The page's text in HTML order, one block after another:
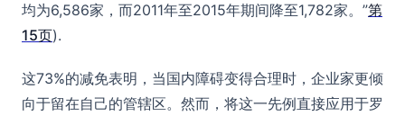
均为6,586家，而2011年至2015年期间降至1,782家。”第
15页).
这73%的减免表明，当国内障碍变得合理时，企业家更倾
向于留在自己的管辖区。然而，将这一先例直接应用于罗